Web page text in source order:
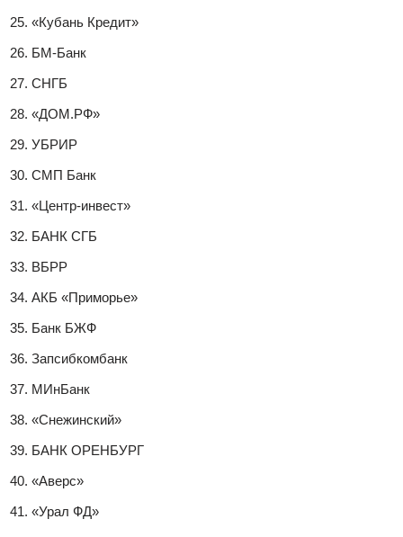
«Кубань Кредит»
БМ-Банк
СНГБ
«ДОМ.РФ»
УБРИР
СМП Банк
«Центр-инвест»
БАНК СГБ
ВБРР
АКБ «Приморье»
Банк БЖФ
Запсибкомбанк
МИнБанк
«Снежинский»
БАНК ОРЕНБУРГ
«Аверс»
«Урал ФД»